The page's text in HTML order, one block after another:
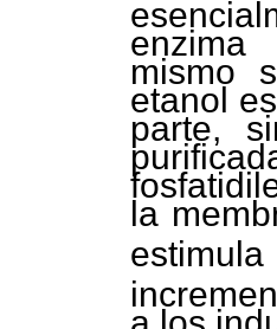
enzima
mismo
etanol
parte,
la